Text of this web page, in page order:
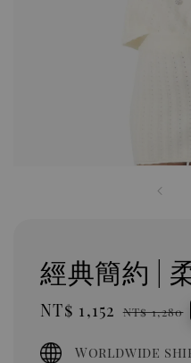
經典簡約 |
Sale
NT$ 1,152 Regular
NT$ 1,280
Worldwide